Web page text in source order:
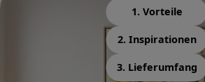
1. Vorteile
2. Inspirationen
3. Lieferumfang